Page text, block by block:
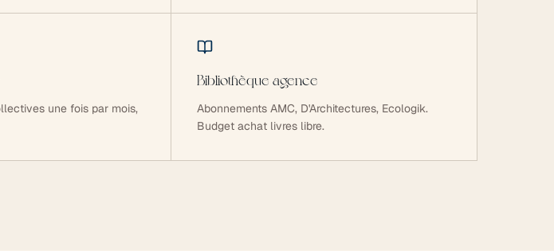
une fois par mois,
Bibliothèque agence
Abonnements AMC, D'Architectures, Ecologik.
Budget achat livres libre.